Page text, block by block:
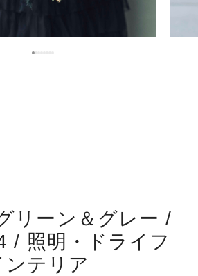
リーン＆グレー /
/ 照明・ドライフ
ンテリア